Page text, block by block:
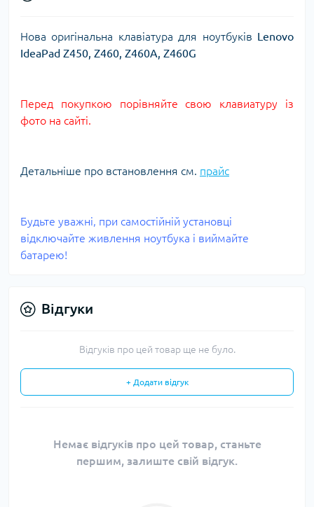
Нова оригінальна клавіатура для ноутбуків Lenovo
IdeaPad Z450, Z460, Z460A, Z460G
Перед покупкою порівняйте свою клавиатуру із
фото на сайті.
Детальніше про встановлення см. прайс
Будьте уважні, при самостійній установці
відключайте живлення ноутбука і виймайте
батарею!
Відгуки
Відгуків про цей товар ще не було.
+ Додати відгук
Немає відгуків про цей товар, станьте
першим, залиште свій відгук.